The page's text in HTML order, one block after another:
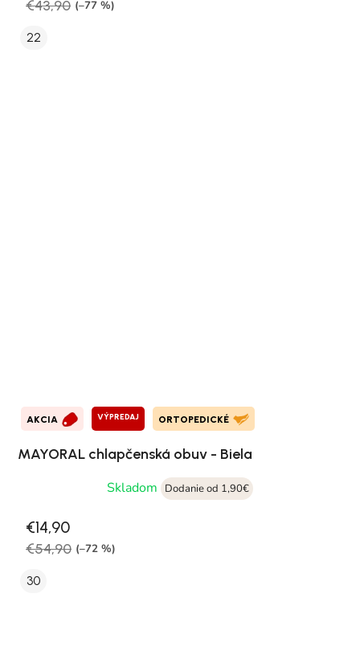
€43,90 (–77 %)
22
AKCIA VÝPREDAJ ORTOPEDICKÉ
MAYORAL chlapčenská obuv - Biela
Skladom
Dodanie od 1,90€
€14,90
€54,90 (–72 %)
30